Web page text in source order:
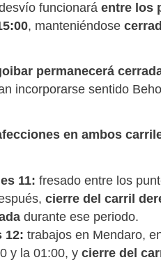
funcionará entre los
, manteniéndose
permanecerá
incorporarse sentido
en ambos
11: fresado entre los
cierre del carril
durante ese periodo.
12: trabajos en Mendaro,
y la 01:00, y cierre del